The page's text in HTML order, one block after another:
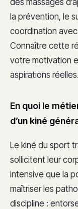
la prévention, le
coordination
Connaître cette
votre motivation
aspirations réelles.
En quoi le
d’un kiné
Le kiné du sport
sollicitent leur
intensive que la
maîtriser les
discipline :